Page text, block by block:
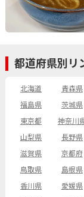
都道府県別リ
北海道 青森県
福島県
茨城県
東京都
神奈川
山梨県
長野県
滋賀県
京都府
鳥取県
島根県
香川県
愛媛県